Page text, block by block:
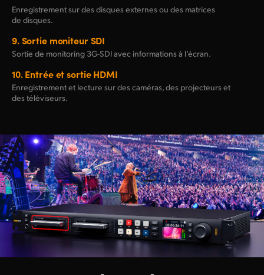
Enregistrement sur des disques externes ou des matrices
de disques.
9.Sortie moniteur SDI
Sortie de monitoring 3G-SDIavec informations à l’écran.
10.Entrée et sortie HDMI
Enregistrement et lecture sur des caméras, des projecteurs et
des téléviseurs.